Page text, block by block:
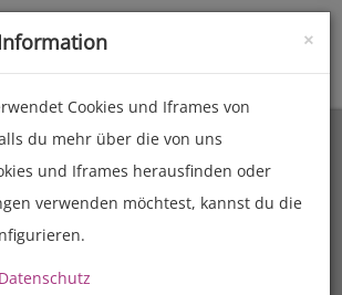
Toggle
×
Cookies und Iframes von
du mehr über die von uns
und Iframes herausfinden oder
verwenden möchtest, kannst du die